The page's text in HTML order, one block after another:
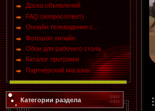
Доска объявлений
FAQ (вопрос/ответ)
Онлайн телевидение с...
Фотошоп онлайн
Обои для рабочего стола
Каталог программ
Партнёрский магазин ...
Категории раздела